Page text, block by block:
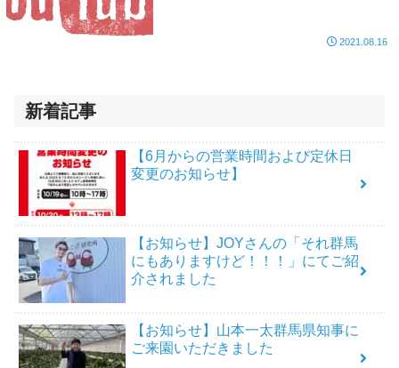
2021.08.16
新着記事
【6月からの営業時間および定休日
変更のお知らせ】
【お知らせ】JOYさんの「それ群馬
にもありますけど！！！」にてご紹
介されました
【お知らせ】山本一太群馬県知事に
ご来園いただきました